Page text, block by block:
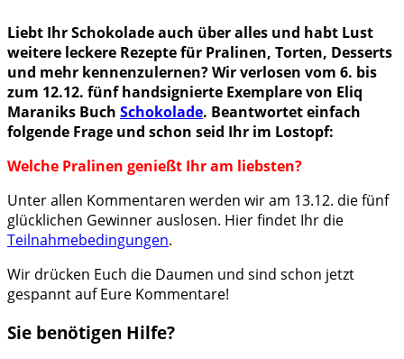
Liebt Ihr Schokolade auch über alles und habt Lust
weitere leckere Rezepte für Pralinen, Torten, Desserts
und mehr kennenzulernen? Wir verlosen vom 6. bis
zum 12.12. fünf handsignierte Exemplare von Eliq
Maraniks Buch Schokolade. Beantwortet einfach
folgende Frage und schon seid Ihr im Lostopf:
Welche Pralinen genießt Ihr am liebsten?
Unter allen Kommentaren werden wir am 13.12. die fünf
glücklichen Gewinner auslosen. Hier findet Ihr die
Teilnahmebedingungen.
Wir drücken Euch die Daumen und sind schon jetzt
gespannt auf Eure Kommentare!
Sie benötigen Hilfe?